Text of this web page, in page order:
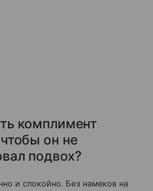
комплимент
он не
подвох?
и спокойно. Без намеков на